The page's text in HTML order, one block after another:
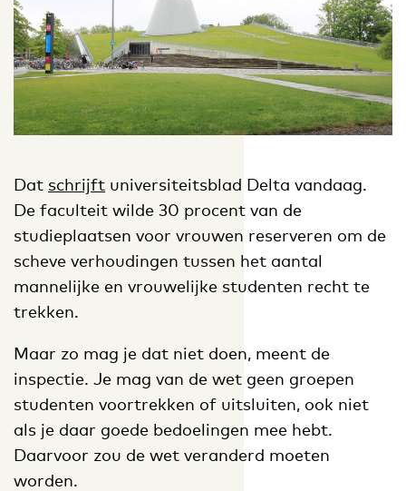
Dat schrijft universiteitsblad Delta vandaag.
De faculteit wilde 30 procent van de
studieplaatsen voor vrouwen reserveren om de
scheve verhoudingen tussen het aantal
mannelijke en vrouwelijke studenten recht te
trekken.
Maar zo mag je dat niet doen, meent de
inspectie. Je mag van de wet geen groepen
studenten voortrekken of uitsluiten, ook niet
als je daar goede bedoelingen mee hebt.
Daarvoor zou de wet veranderd moeten
worden.